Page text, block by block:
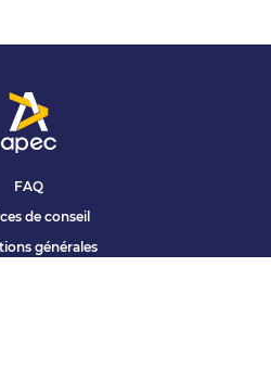
FAQ
de conseil
générales